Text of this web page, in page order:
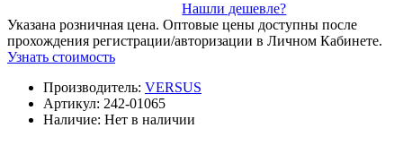
Нашли дешевле?
Указана розничная цена. Оптовые цены доступны после
прохождения регистрации/авторизации в Личном Кабинете.
Узнать стоимость
Производитель: VERSUS
Артикул: 242-01065
Наличие: Нет в наличии